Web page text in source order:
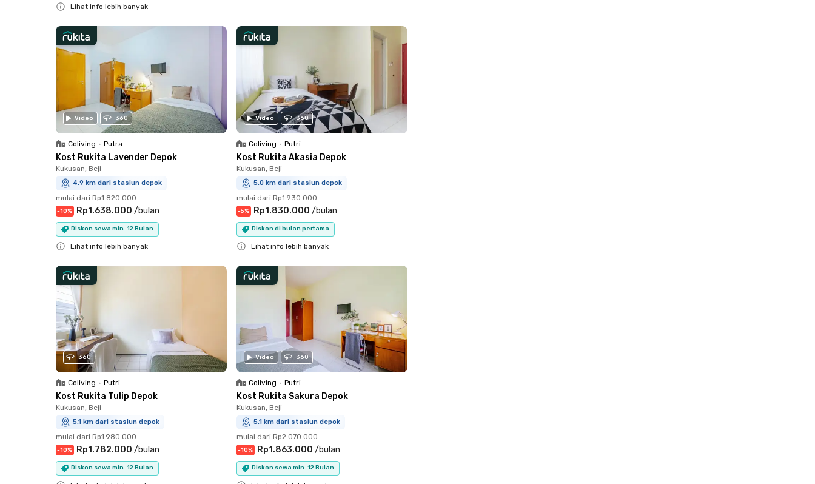
Lihat info lebih banyak
Video 360
Coliving • Putra
Kost Rukita Lavender Depok
Kukusan, Beji
4.9 km dari stasiun depok
mulai dari Rp1.820.000
-10% Rp1.638.000 /bulan
Diskon sewa min. 12 Bulan
Lihat info lebih banyak
Video 360
Coliving • Putri
Kost Rukita Akasia Depok
Kukusan, Beji
5.0 km dari stasiun depok
mulai dari Rp1.930.000
-5% Rp1.830.000 /bulan
Diskon di bulan pertama
Lihat info lebih banyak
360
Coliving • Putri
Kost Rukita Tulip Depok
Kukusan, Beji
5.1 km dari stasiun depok
mulai dari Rp1.980.000
-10% Rp1.782.000 /bulan
Diskon sewa min. 12 Bulan
Video 360
Coliving • Putri
Kost Rukita Sakura Depok
Kukusan, Beji
5.1 km dari stasiun depok
mulai dari Rp2.070.000
-10% Rp1.863.000 /bulan
Diskon sewa min. 12 Bulan